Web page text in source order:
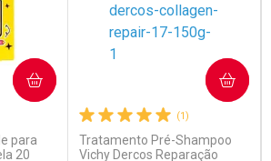
Comprar sem Desconto
Por R$ 71,99/cada
Comprar sem Desconto
Por R$ 71,99/cada
para
20
(1)
Tratamento Pré-Shampoo
Vichy Dercos Reparação
COMPRAR